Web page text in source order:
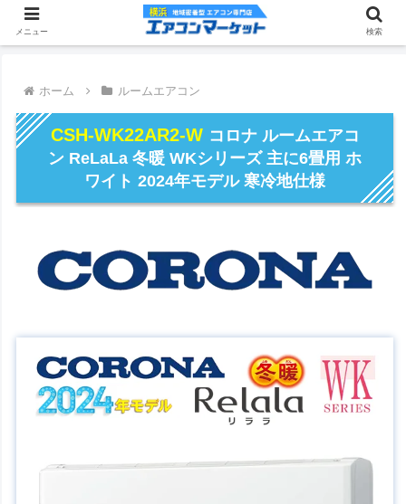
ホーム ルームエアコン
CSH-WK22AR2-W コロナ ルームエアコ
ン ReLaLa 冬暖 WKシリーズ 主に6畳用 ホ
ワイト 2024年モデル 寒冷地仕様
メニュー 検索